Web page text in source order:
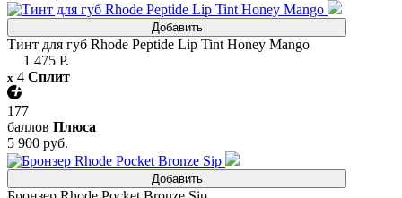
Добавить
Тинт для губ Rhode Peptide Lip Tint Honey Mango
1 475 Р.
x 4 Сплит
177
баллов Плюса
5 900 руб.
Добавить